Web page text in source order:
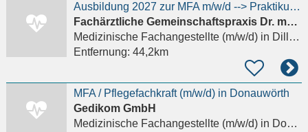
Ausbildung 2027 zur MFA m/w/d --> Praktikum gerne möglich
Fachärztliche Gemeinschaftspraxis Dr. med. Karl-Heinz Kastner - Dr. med. Stefan Reitschuster - Dr.
Medizinische Fachangestellte (m/w/d)in Dillingen an der Donau
Entfernung: 44,2km
MFA / Pflegefachkraft (m/w/d) in Donauwörth
Gedikom GmbH
Medizinische Fachangestellte (m/w/d)in Donauwörth